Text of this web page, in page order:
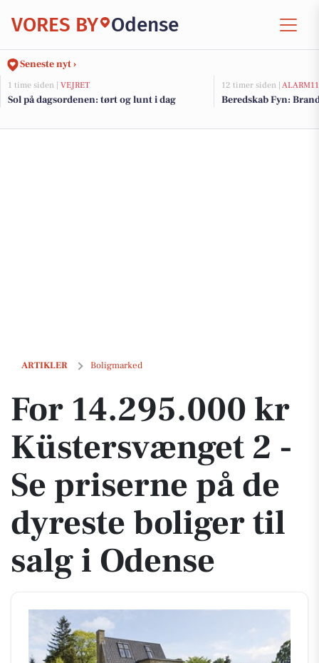
VORES BY Odense
Seneste nyt ›
1 time siden | VEJRET
Sol på dagsordenen: tørt og lunt i dag
12 timer siden |
Beredskab Fyn:
ARTIKLER Boligmarked
For 14.295.000 kr Küstersvænget 2 - Se priserne på de dyreste
For 14.295.000 kr
Küstersvænget 2 -
Se priserne på de
dyreste boliger til
salg i Odense